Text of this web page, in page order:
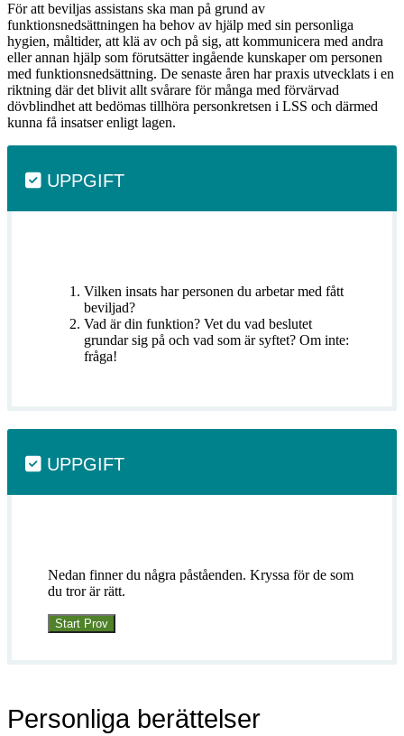
För att beviljas assistans ska man på grund av
funktionsnedsättningen ha behov av hjälp med sin personliga
hygien, måltider, att klä av och på sig, att kommunicera med andra
eller annan hjälp som förutsätter ingående kunskaper om personen
med funktionsnedsättning. De senaste åren har praxis utvecklats i en
riktning där det blivit allt svårare för många med förvärvad
dövblindhet att bedömas tillhöra personkretsen i LSS och därmed
kunna få insatser enligt lagen.
UPPGIFT
Vilken insats har personen du arbetar med fått
beviljad?
Vad är din funktion? Vet du vad beslutet
grundar sig på och vad som är syftet? Om inte:
fråga!
UPPGIFT
Nedan finner du några påståenden. Kryssa för de som
du tror är rätt.
Personliga berättelser